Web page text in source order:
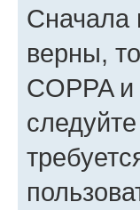
Сначала
верны,
COPPA